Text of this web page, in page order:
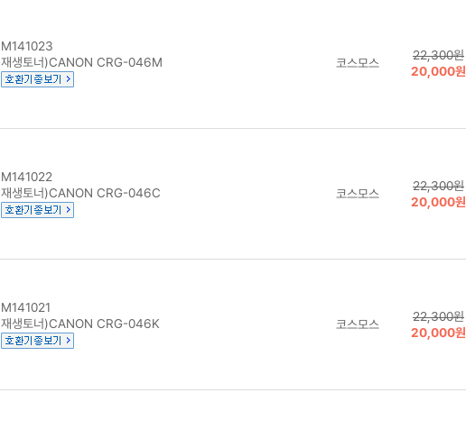
M141023
재생토너)CANON CRG-046M
코스모스
22,300원
20,000원
M141022
재생토너)CANON CRG-046C
코스모스
22,300원
20,000원
M141021
재생토너)CANON CRG-046K
코스모스
22,300원
20,000원